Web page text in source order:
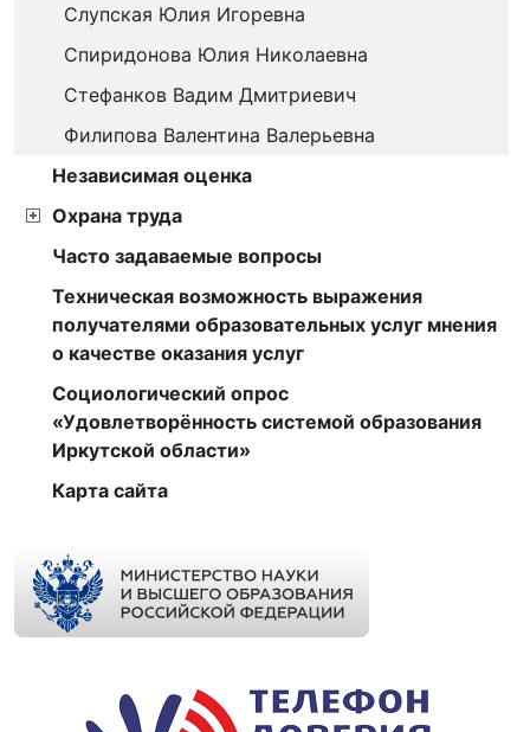
Слупская Юлия Игоревна
Спиридонова Юлия Николаевна
Стефанков Вадим Дмитриевич
Филипова Валентина Валерьевна
Независимая оценка
Охрана труда
Часто задаваемые вопросы
Техническая возможность выражения
получателями образовательных услуг мнения
о качестве оказания услуг
Социологический опрос
«Удовлетворённость системой образования
Иркутской области»
Карта сайта